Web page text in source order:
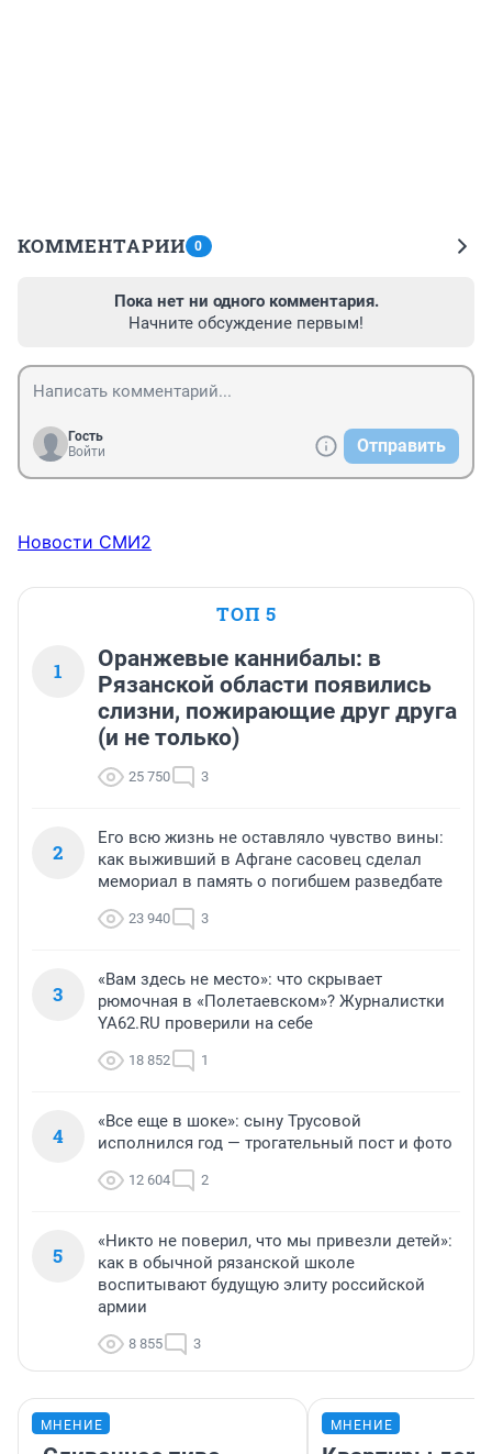
КОММЕНТАРИИ 0
Пока нет ни одного комментария.
Начните обсуждение первым!
Гость
Войти
Отправить
Новости СМИ2
ТОП 5
1
Оранжевые каннибалы: в
Рязанской области появились
слизни, пожирающие друг друга
(и не только)
25 750 3
2
Его всю жизнь не оставляло чувство вины:
как выживший в Афгане сасовец сделал
мемориал в память о погибшем разведбате
23 940 3
3
«Вам здесь не место»: что скрывает
рюмочная в «Полетаевском»? Журналистки
YA62.RU проверили на себе
18 852 1
4
«Все еще в шоке»: сыну Трусовой
исполнился год — трогательный пост и фото
12 604 2
5
«Никто не поверил, что мы привезли детей»:
как в обычной рязанской школе
воспитывают будущую элиту российской
армии
8 855 3
МНЕНИЕ МНЕНИЕ